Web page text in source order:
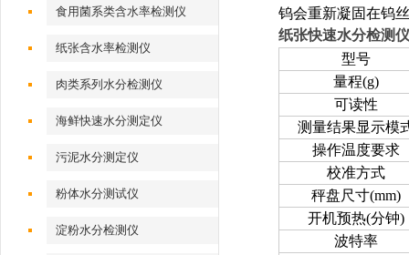
食用菌系类含水率检测仪
纸张含水率检测仪
肉类系列水分检测仪
海鲜快速水分测定仪
污泥水分测定仪
粉体水分测试仪
淀粉水分检测仪
钨会重新凝固在钨
纸张快速水分检测仪
型号
量程(g)
可读性
测量结果显示模
操作温度要求
校准方式
秤盘尺寸(mm)
开机预热(分钟)
波特率